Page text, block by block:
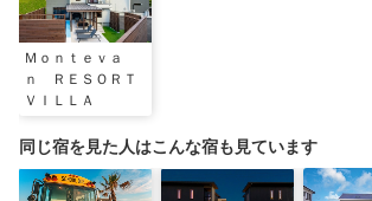
Ｍｏｎｔｅｖａ
ｎ ＲＥＳＯＲＴ
ＶＩＬＬＡ
同じ宿を見た人はこんな宿も見ています